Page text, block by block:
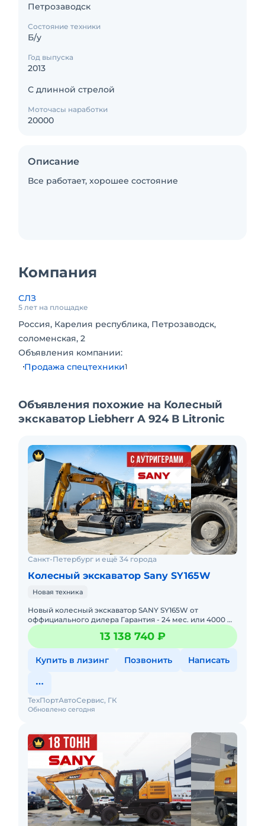
Петрозаводск
Состояние техники
Б/у
Год выпуска
2013
С длинной стрелой
Моточасы наработки
20000
Описание
Все работает, хорошее состояние
Компания
СЛЗ
5 лет на площадке
Россия, Карелия республика, Петрозаводск,
соломенская, 2
Объявления компании:
Продажа спецтехники1
Объявления похожие на Колесный
экскаватор Liebherr A 924 В Litronic
Санкт-Петербург и ещё 34 города
Колесный экскаватор Sany SY165W
Новая техника
Новый колесный экскаватор SANY SY165W от
оффициального дилера Гарантия - 24 мес. или 4000 м/
ч. • Эксплуaтaционнaя мaссa - 15 200 кг• Maксимaльнaя
гл
13 138 740 ₽
Купить в лизинг Позвонить Написать
Обновлено сегодня
ТехПортАвтоСервис, ГК